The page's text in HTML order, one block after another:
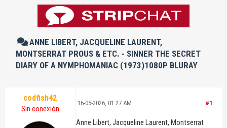
ANNE LIBERT, JACQUELINE LAURENT,
MONTSERRAT PROUS & ETC. - SINNER THE SECRET
DIARY OF A NYMPHOMANIAC (1973)1080P BLURAY
codfish42
Sin conexión
#1
16-05-2026, 01:27 AM
Anne Libert, Jacqueline Laurent, Montserrat